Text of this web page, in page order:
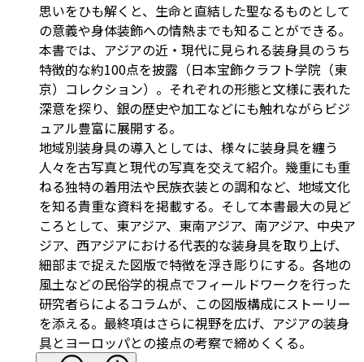
思いをひも解くと、生命と直結した聖なるものとして
の意義や身体装飾への情熱までも知ることができる。
本書では、アジアの近・現代に見られる装身具のうち
特徴的な約100点を披露（日本宝飾クラフト学院（東
京）コレクション）。それぞれの形態と文様に表れた
深意を探り、銀の歴史や加工などにも触れながらビジ
ュアル豊富に展開する。
地域別装身具の導入としては、様々に装身具を纏う
人々を古写真と現代の写真を交えて紹介。幾重にも重
ねる独特の着用法や民族衣装との調和など、地域文化
を知る貴重な資料を掲載する。そして本書最大の見ど
ころとして、東アジア、東南アジア、南アジア、中央ア
ジア、西アジアにおける代表的な装身具を取り上げ、
細部まで捉えた図版で特徴を浮き彫りにする。各地の
風土などの民俗学的視点でフィールドワークを行った
研究者らによるコラムが、この図版構成にストーリー
を添える。最終項はさらに視野を広げ、アジアの装身
具とヨーロッパとの接点の考察で締めくくる。